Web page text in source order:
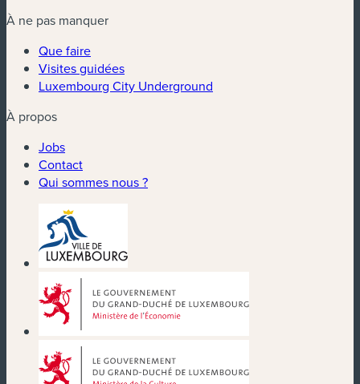
À ne pas manquer
Que faire
Visites guidées
Luxembourg City Underground
À propos
Jobs
Contact
Qui sommes nous ?